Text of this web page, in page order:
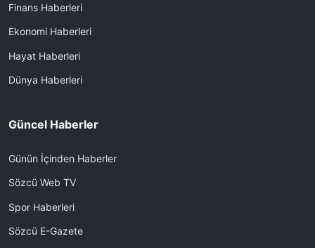
Finans Haberleri
Ekonomi Haberleri
Hayat Haberleri
Dünya Haberleri
Güncel Haberler
Günün İçinden Haberler
Sözcü Web TV
Spor Haberleri
Sözcü E-Gazete